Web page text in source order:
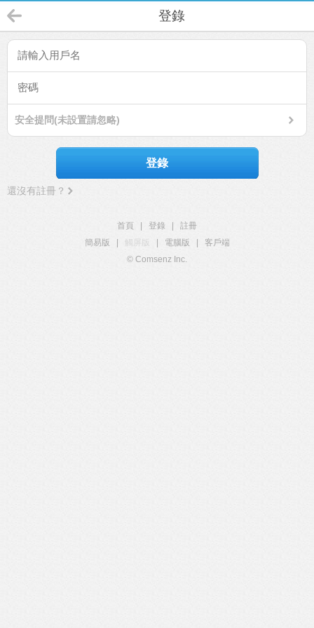
登錄
安全提問(未設置請忽略)
登錄
還沒有註冊？
首頁 登錄
註冊
簡易版
觸屏版 電腦版
客戶端
© Comsenz Inc.